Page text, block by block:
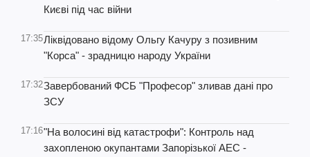
Києві під час війни
17:35Ліквідовано відому Ольгу Качуру з позивним
"Корса" - зрадницю народу України
17:32Завербований ФСБ "Професор" зливав дані про
ЗСУ
17:16"На волосині від катастрофи": Контроль над
захопленою окупантами Запорізької АЕС -